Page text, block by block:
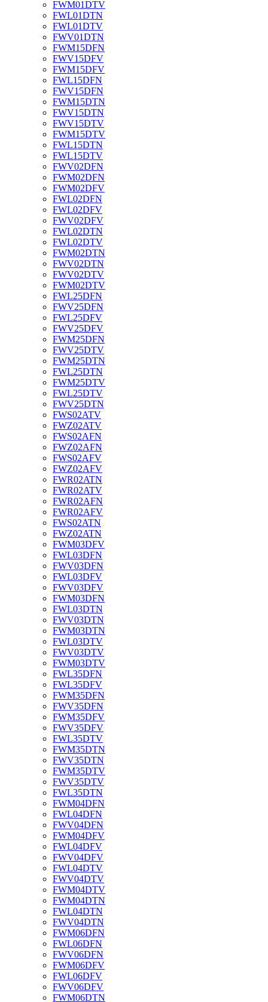
FWM01DTV
FWL01DTN
FWL01DTV
FWV01DTN
FWM15DFN
FWV15DFV
FWM15DFV
FWL15DFN
FWV15DFN
FWM15DTN
FWV15DTN
FWV15DTV
FWM15DTV
FWL15DTN
FWL15DTV
FWV02DFN
FWM02DFN
FWM02DFV
FWL02DFN
FWL02DFV
FWV02DFV
FWL02DTN
FWL02DTV
FWM02DTN
FWV02DTN
FWV02DTV
FWM02DTV
FWL25DFN
FWV25DFN
FWL25DFV
FWV25DFV
FWM25DFN
FWV25DTV
FWM25DTN
FWL25DTN
FWM25DTV
FWL25DTV
FWV25DTN
FWS02ATV
FWZ02ATV
FWS02AFN
FWZ02AFN
FWS02AFV
FWZ02AFV
FWR02ATN
FWR02ATV
FWR02AFN
FWR02AFV
FWS02ATN
FWZ02ATN
FWM03DFV
FWL03DFN
FWV03DFN
FWL03DFV
FWV03DFV
FWM03DFN
FWL03DTN
FWV03DTN
FWM03DTN
FWL03DTV
FWV03DTV
FWM03DTV
FWL35DFN
FWL35DFV
FWM35DFN
FWV35DFN
FWM35DFV
FWV35DFV
FWL35DTV
FWM35DTN
FWV35DTN
FWM35DTV
FWV35DTV
FWL35DTN
FWM04DFN
FWL04DFN
FWV04DFN
FWM04DFV
FWL04DFV
FWV04DFV
FWL04DTV
FWV04DTV
FWM04DTV
FWM04DTN
FWL04DTN
FWV04DTN
FWM06DFN
FWL06DFN
FWV06DFN
FWM06DFV
FWL06DFV
FWV06DFV
FWM06DTN